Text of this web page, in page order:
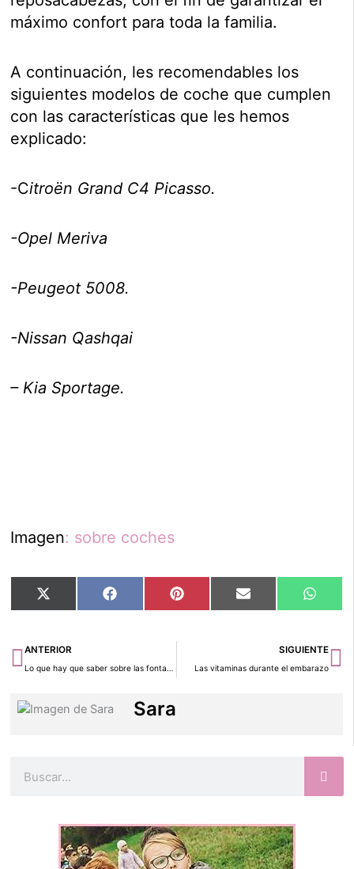
máximo confort para toda la familia.
A continuación, les recomendables los
siguientes modelos de coche que cumplen
con las características que les hemos
explicado:
-Citroën Grand C4 Picasso.
-Opel Meriva
-Peugeot 5008.
-Nissan Qashqai
– Kia Sportage.
Imagen: sobre coches
Compartir
en
X
(Twitter)
Compartir
en
Facebook Compartir
en
Pinterest Compartir
en
Email
en
Ant
ANTERIOR
Lo que hay que saber sobre las fontanelas
SIGUIENTE
Las vitaminas durante el embarazo
Sara